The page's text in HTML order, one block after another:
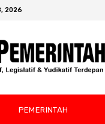
2026
PEMERINTAH